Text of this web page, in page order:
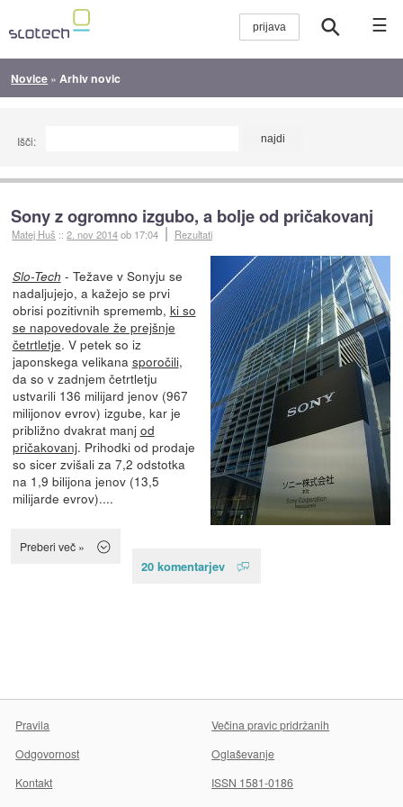
☰
Novice » Arhiv novic
Išči:
Sony z ogromno izgubo, a bolje od pričakovanj
Matej Huš ::2. nov 2014ob 17:04 Rezultati
Slo-Tech - Težave v Sonyju se
nadaljujejo, a kažejo se prvi
obrisi pozitivnih sprememb, ki so
se napovedovale že prejšnje
četrtletje. V petek so iz
japonskega velikana sporočili,
da so v zadnjem četrtletju
ustvarili 136 milijard jenov (967
milijonov evrov) izgube, kar je
približno dvakrat manj od
pričakovanj. Prihodki od prodaje
so sicer zvišali za 7,2 odstotka
na 1,9 bilijona jenov (13,5
milijarde evrov)....
Preberi več »
20 komentarjev
Pravila
Večina pravic pridržanih
Odgovornost
Oglaševanje
Kontakt
ISSN 1581-0186